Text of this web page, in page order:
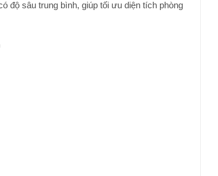
độ sâu trung bình, giúp tối ưu diện tích phòng